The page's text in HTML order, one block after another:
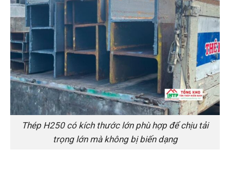
Thép H250 có kích thước lớn phù hợp để chịu tải
trọng lớn mà không bị biến dạng